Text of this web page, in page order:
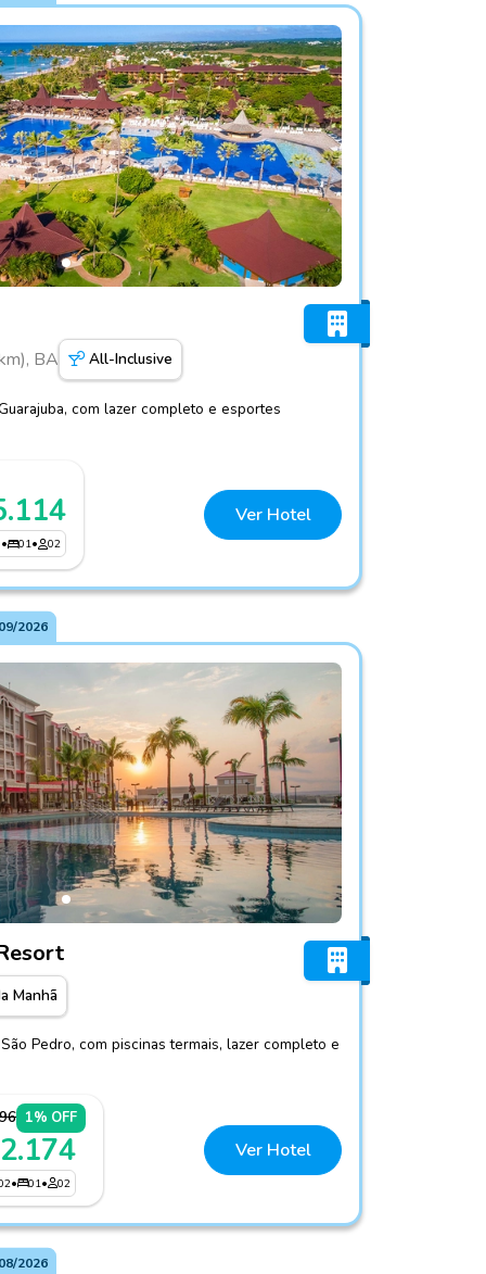
BA All-Inclusive
com lazer completo e esportes
• 01• 02
Ver Hotel
2026
Manhã
Pedro, com piscinas termais, lazer completo e
1% OFF
• 01• 02
Ver Hotel
2026